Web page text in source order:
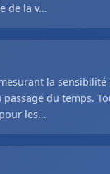
de la v…
la sensibilité
du temps.
les…